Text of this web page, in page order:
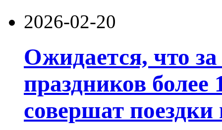
2026-02-20
Ожидается, что
праздников
совершат